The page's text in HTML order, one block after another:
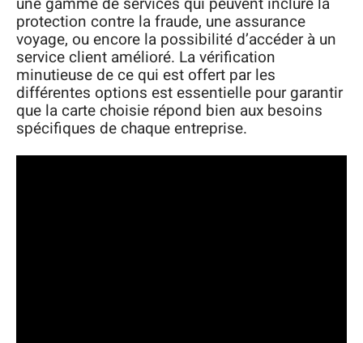
protection contre la fraude, une assurance
voyage, ou encore la possibilité d’accéder à un
service client amélioré. La vérification
minutieuse de ce qui est offert par les
différentes options est essentielle pour garantir
que la carte choisie répond bien aux besoins
spécifiques de chaque entreprise.